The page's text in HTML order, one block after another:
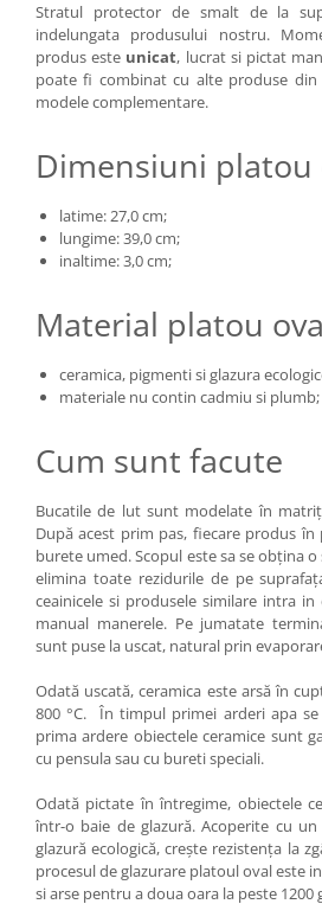
Stratul protector de smalt de la
indelungata produsului nostru.
produs este unicat, lucrat si pictat
poate fi combinat cu alte produse din
modele complementare.
Dimensiuni platou
latime: 27,0 cm;
lungime: 39,0 cm;
inaltime: 3,0 cm;
Material platou
ceramica, pigmenti si glazura
materiale nu contin cadmiu si plumb;
Cum sunt facute
Bucatile de lut sunt modelate în
După acest prim pas, fiecare produs
burete umed. Scopul este sa se obțina
elimina toate rezidurile de pe
ceainicele si produsele similare intra
manual manerele. Pe jumatate
sunt puse la uscat, natural prin
Odată uscată, ceramica este arsă în
800 °C. În timpul primei arderi apa
prima ardere obiectele ceramice sunt
cu pensula sau cu bureti speciali.
Odată pictate în întregime, obiectele
într-o baie de glazură. Acoperite cu
glazură ecologică, crește rezistența la
procesul de glazurare platoul oval este
si arse pentru a doua oara la peste 1200